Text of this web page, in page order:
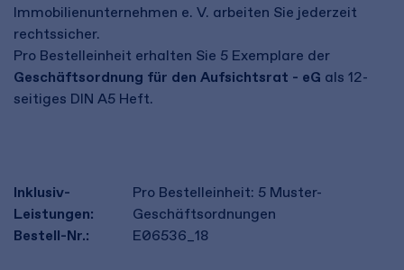
Immobilienunternehmen e. V. arbeiten Sie jederzeit
rechtssicher.
Pro Bestelleinheit erhalten Sie 5 Exemplare der
Geschäftsordnung für den Aufsichtsrat - eG als 12-
seitiges DIN A5 Heft.
Inklusiv-
Leistungen:
Pro Bestelleinheit: 5 Muster-
Geschäftsordnungen
Bestell-Nr.:
E06536_18